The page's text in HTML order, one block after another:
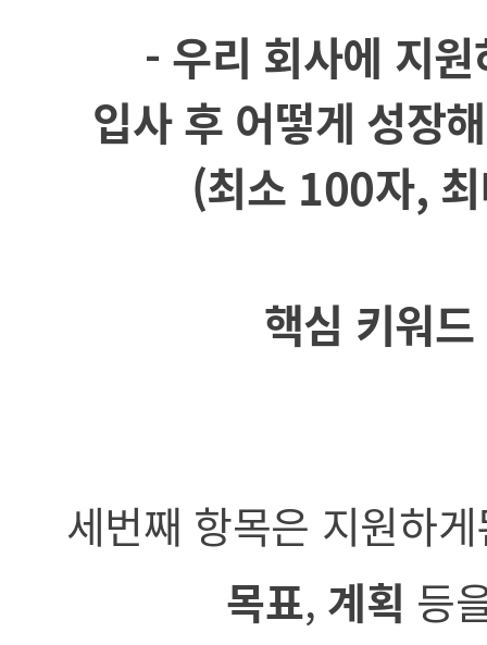
- 우리 회사에 지
입사 후 어떻게 성장
(최소 100자,
핵심 키워
세번째 항목은 지원하
목표, 계획 등